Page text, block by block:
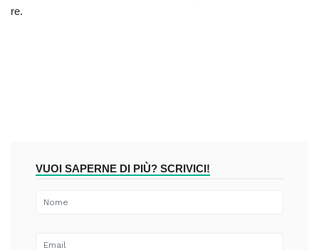
re.
VUOI SAPERNE DI PIÙ? SCRIVICI!